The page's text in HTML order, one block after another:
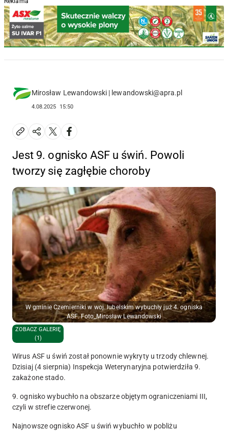
Mirosław Lewandowski | lewandowski@apra.pl
4.08.2025 15:50
Jest 9. ognisko ASF u świń. Powoli
tworzy się zagłębie choroby
W gminie Czemierniki w woj. lubelskim wybuchły już 4. ogniska
ASF. Foto_Mirosław Lewandowski
ZOBACZ GALERIĘ
(1)
Wirus ASF u świń został ponownie wykryty u trzody chlewnej.
Dzisiaj (4 sierpnia) Inspekcja Weterynaryjna potwierdziła 9.
zakażone stado.
9. ognisko wybuchło na obszarze objętym ograniczeniami III,
czyli w strefie czerwonej.
Najnowsze ognisko ASF u świń wybuchło w pobliżu